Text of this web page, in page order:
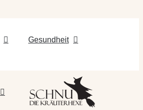
Gesundheit